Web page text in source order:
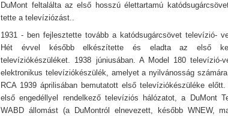
DuMont feltalálta az első hosszú élettartamú
tette a televíziózást..
1931 - ben fejlesztette tovább a katódsugárcsövet televízió-
Hét évvel később elkészítette és eladta az első
televíziókészüléket. 1938 júniusában. A Model 180
elektronikus televíziókészülék, amelyet a nyilvánosság
RCA 1939 áprilisában bemutatott első televíziókészüléke
első engedéllyel rendelkező televíziós hálózatot, a DuMont
WABD állomást (a DuMontról elnevezett, később WNEW,